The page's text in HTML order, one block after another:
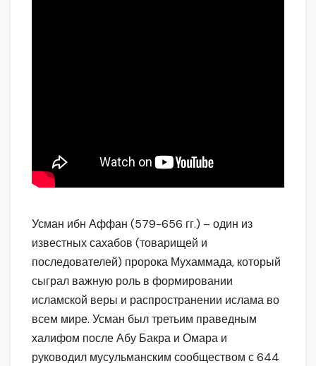
Усман ибн Аффан (579-656 гг.) – один из
известных сахабов (товарищей и
последователей) пророка Мухаммада, который
сыграл важную роль в формировании
исламской веры и распространении ислама во
всем мире. Усман был третьим праведным
халифом после Абу Бакра и Омара и
руководил мусульманским сообществом с 644